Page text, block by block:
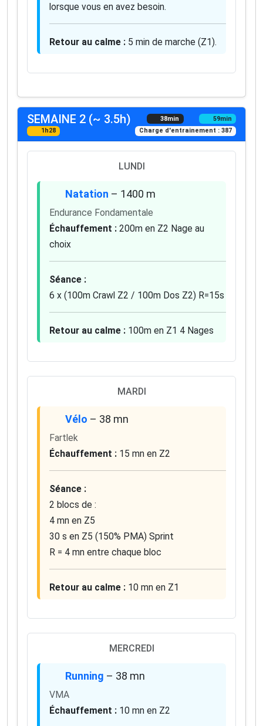
lorsque vous en avez besoin.
Retour au calme : 5 min de marche (Z1).
SEMAINE 2 (~ 3.5h) 38min
59min
1h28
Charge d'entrainement : 387
LUNDI
Natation – 1400 m
Endurance Fondamentale
Échauffement : 200m en Z2 Nage au
choix
Séance :
6 x (100m Crawl Z2 / 100m Dos Z2) R=15s
Retour au calme : 100m en Z1 4 Nages
MARDI
Vélo – 38 mn
Fartlek
Échauffement : 15 mn en Z2
Séance :
2 blocs de :
4 mn en Z5
30 s en Z5 (150% PMA) Sprint
R = 4 mn entre chaque bloc
Retour au calme : 10 mn en Z1
MERCREDI
Running – 38 mn
VMA
Échauffement : 10 mn en Z2